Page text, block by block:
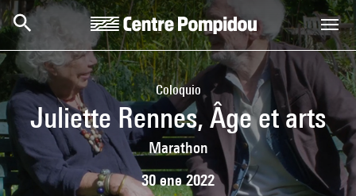
Skip to main content
Centre Pompidou
Coloquio
Juliette Rennes, Âge et arts
Marathon
30 ene 2022